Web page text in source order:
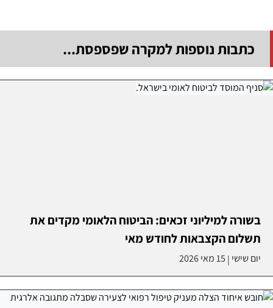
כתבות נוספות למקרה שפספסת...
בשורה למיליוני זכאים: הביטוח הלאומי מקדים את
תשלום הקצבאות לחודש מאי
יום שישי | 15 מאי 2026